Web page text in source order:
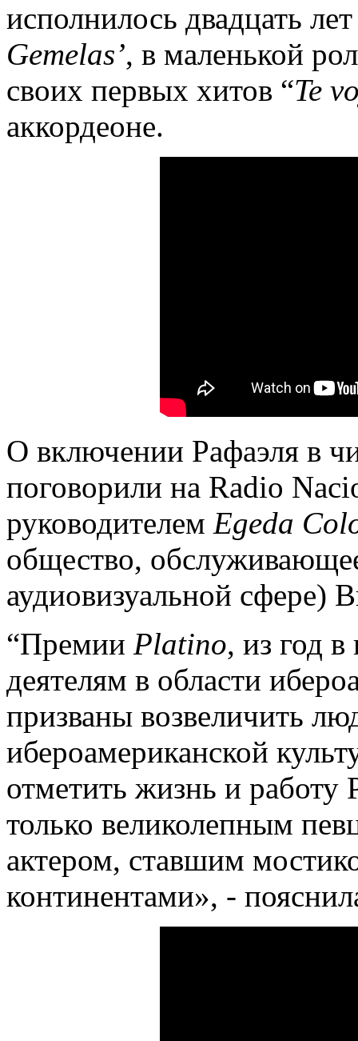
исполнилось двадцать
Gemelas’, в маленькой
своих первых хитов “Te
аккордеоне.
О включении Рафаэля в
поговорили на Radio
руководителем Egeda
общество,
аудиовизуальной сфере)
“Премии Platino, из год
деятелям в области
призваны возвеличить
ибероамериканской
отметить жизнь и работу
только великолепным
актером, ставшим
континентами», -